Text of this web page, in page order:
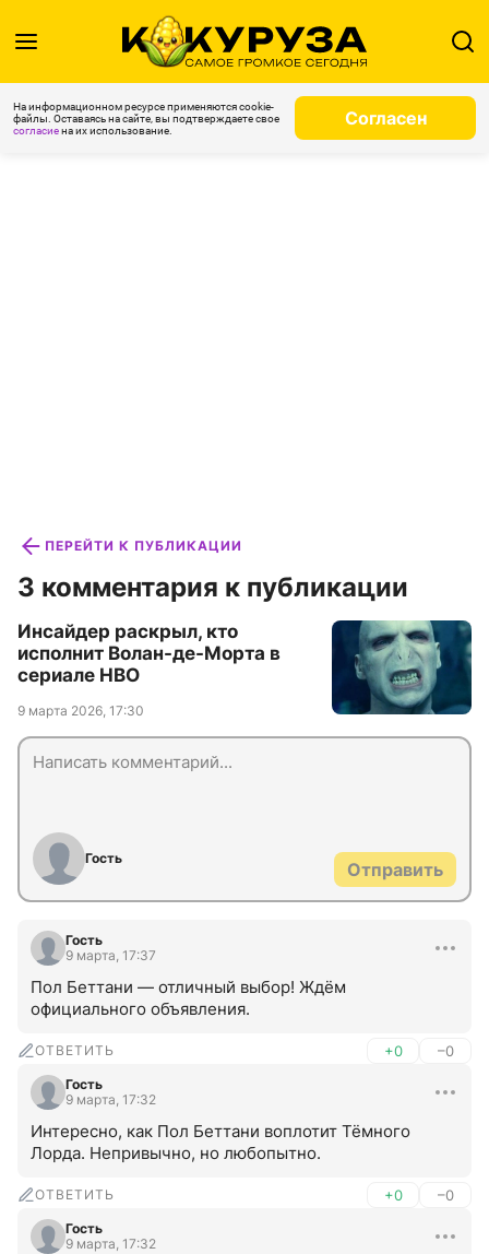
На информационном ресурсе применяются cookie-
файлы. Оставаясь на сайте, вы подтверждаете свое
согласиена их использование.
Согласен
ПЕРЕЙТИ К ПУБЛИКАЦИИ
3 комментария к публикации
Инсайдер раскрыл, кто
исполнит Волан-де-Морта в
сериале HBO
9 марта 2026, 17:30
Гость
Отправить
Гость
9 марта, 17:37
Пол Беттани — отличный выбор! Ждём
официального объявления.
ОТВЕТИТЬ +0 –0
Гость
9 марта, 17:32
Интересно, как Пол Беттани воплотит Тёмного
Лорда. Непривычно, но любопытно.
ОТВЕТИТЬ +0 –0
Гость
9 марта, 17:32